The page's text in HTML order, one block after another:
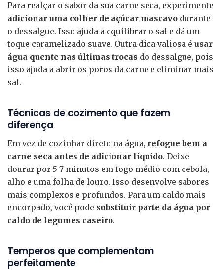
Para realçar o sabor da sua carne seca, experimente
adicionar uma colher de açúcar mascavo durante
o dessalgue. Isso ajuda a equilibrar o sal e dá um
toque caramelizado suave. Outra dica valiosa é usar
água quente nas últimas trocas do dessalgue, pois
isso ajuda a abrir os poros da carne e eliminar mais
sal.
Técnicas de cozimento que fazem
diferença
Em vez de cozinhar direto na água, refogue bem a
carne seca antes de adicionar líquido. Deixe
dourar por 5-7 minutos em fogo médio com cebola,
alho e uma folha de louro. Isso desenvolve sabores
mais complexos e profundos. Para um caldo mais
encorpado, você pode substituir parte da água por
caldo de legumes caseiro.
Temperos que complementam
perfeitamente